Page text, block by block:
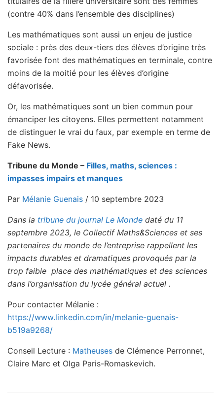
(contre 40% dans l’ensemble des disciplines)
Les mathématiques sont aussi un enjeu de justice
sociale : près des deux-tiers des élèves d’origine très
favorisée font des mathématiques en terminale, contre
moins de la moitié pour les élèves d’origine
défavorisée.
Or, les mathématiques sont un bien commun pour
émanciper les citoyens. Elles permettent notamment
de distinguer le vrai du faux, par exemple en terme de
Fake News.
Tribune du Monde – Filles, maths, sciences :
impasses impairs et manques
Par Mélanie Guenais / 10 septembre 2023
Dans la tribune du journal Le Monde daté du 11
septembre 2023, le Collectif Maths&Sciences et ses
partenaires du monde de l’entreprise rappellent les
impacts durables et dramatiques provoqués par la
trop faible place des mathématiques et des sciences
dans l’organisation du lycée général actuel .
Pour contacter Mélanie :
https://www.linkedin.com/in/melanie-guenais-
b519a9268/
Conseil Lecture : Matheuses de Clémence Perronnet,
Claire Marc et Olga Paris-Romaskevich.